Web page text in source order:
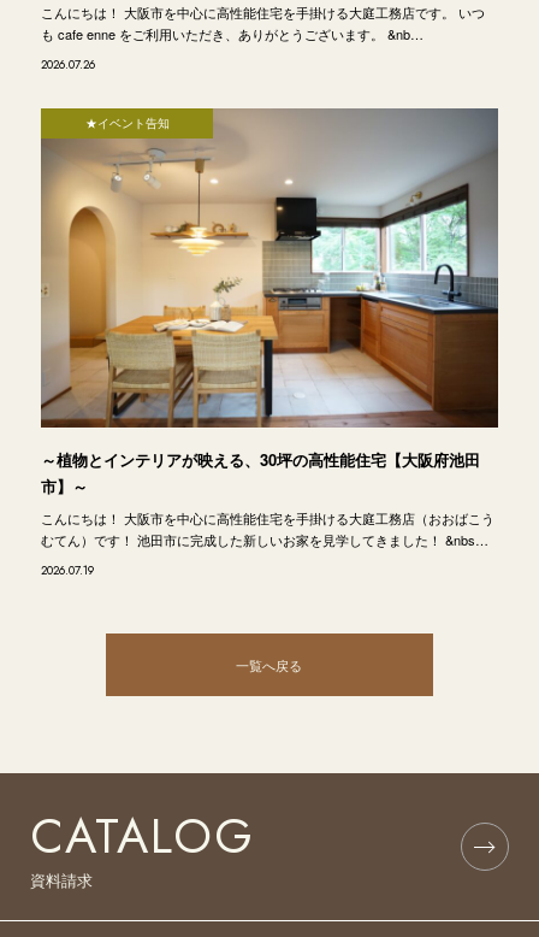
こんにちは！ 大阪市を中心に高性能住宅を手掛ける大庭工務店です。 いつ
も cafe enne をご利用いただき、ありがとうございます。 &nb…
2026.07.26
★イベント告知
～植物とインテリアが映える、30坪の高性能住宅【大阪府池田
市】～
こんにちは！ 大阪市を中心に高性能住宅を手掛ける大庭工務店（おおばこう
むてん）です！ 池田市に完成した新しいお家を見学してきました！ &nbs…
2026.07.19
一覧へ戻る
CATALOG
資料請求